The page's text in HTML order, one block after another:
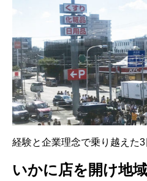
経験と企業理念で乗り越えた3
いかに店を開け地